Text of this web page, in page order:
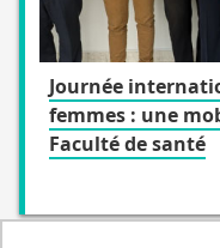
Journée
femmes : une
Faculté de santé